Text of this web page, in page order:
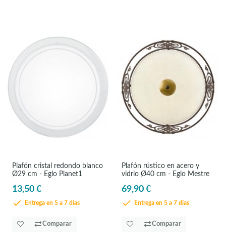
Plafón cristal redondo blanco
Ø29 cm - Eglo Planet1
13,50 €
Entrega en 5 a 7 días
Comparar
Plafón rústico en acero y
vidrio Ø40 cm - Eglo Mestre
69,90 €
Entrega en 5 a 7 días
Comparar